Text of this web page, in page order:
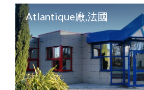
Atlantique廠,法國